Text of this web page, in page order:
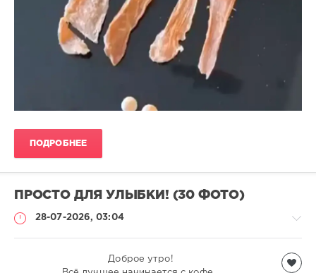
ПОДРОБНЕЕ
ПРОСТО ДЛЯ УЛЫБКИ! (30 ФОТО)
28-07-2026, 03:04
Доброе утро!